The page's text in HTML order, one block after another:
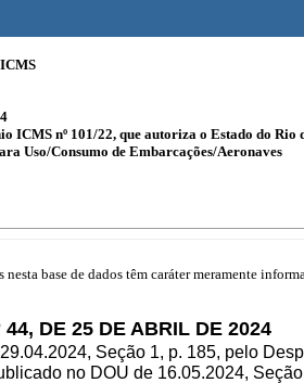
ICMS nº 101/22, que autoriza o Estado do
Uso/Consumo de Embarcações/Aeronaves
base de dados têm caráter meramente
44, DE 25 DE ABRIL DE 2024
Seção 1, p. 185, pelo
no DOU de 16.05.2024,